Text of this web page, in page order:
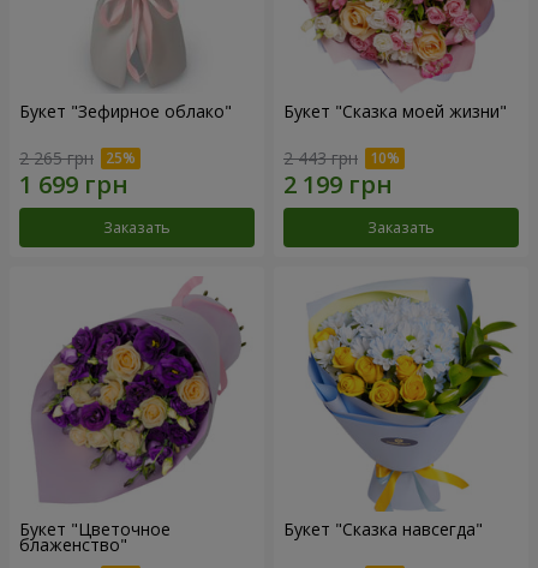
Букет "Зефирное облако"
2 265 грн
Заказать
Букет "Сказка моей жизни"
2 443 грн
Заказать
Букет "Цветочное
блаженство"
Букет "Сказка навсегда"